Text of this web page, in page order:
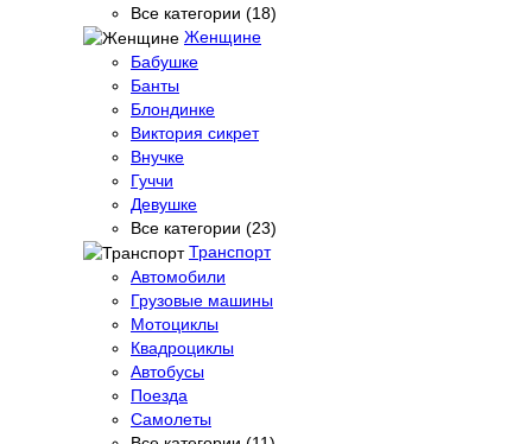
Все категории (18)
Женщине
Бабушке
Банты
Блондинке
Виктория сикрет
Внучке
Гуччи
Девушке
Все категории (23)
Транспорт
Автомобили
Грузовые машины
Мотоциклы
Квадроциклы
Автобусы
Поезда
Самолеты